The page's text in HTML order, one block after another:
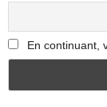
En continuant,